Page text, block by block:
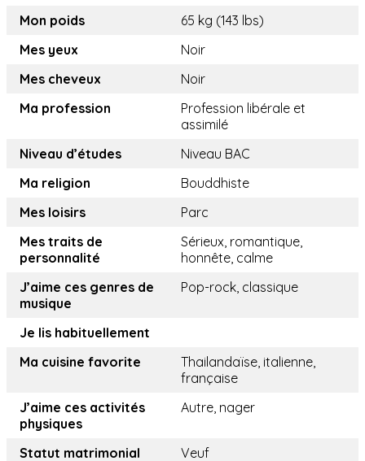
Mon poids
65 kg (143 lbs)
Mes yeux
Noir
Mes cheveux
Noir
Ma profession
Profession libérale et
assimilé
Niveau d’études
Niveau BAC
Ma religion
Bouddhiste
Mes loisirs
Parc
Mes traits de
personnalité
Sérieux, romantique,
honnête, calme
J’aime ces genres de
musique
Pop-rock, classique
Je lis habituellement
Ma cuisine favorite
Thailandaïse, italienne,
française
J’aime ces activités
physiques
Autre, nager
Statut matrimonial
Veuf